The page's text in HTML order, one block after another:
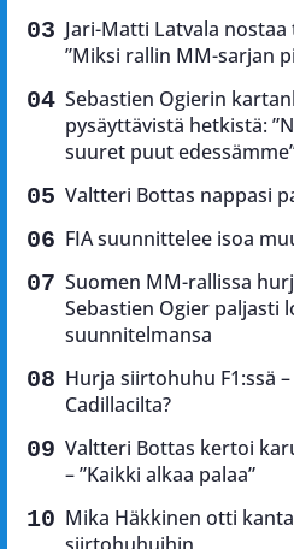
Jari-Matti Latvala
”Miksi rallin MM-sarjan
Sebastien Ogierin
pysäyttävistä hetkistä:
suuret puut
Valtteri Bottas nappasi
FIA suunnittelee isoa
Suomen MM-rallissa
Sebastien Ogier paljasti
suunnitelmansa
Hurja siirtohuhu F1:ssä
Cadillacilta?
Valtteri Bottas kertoi
– ”Kaikki alkaa palaa”
Mika Häkkinen otti
siirtohuhuihin